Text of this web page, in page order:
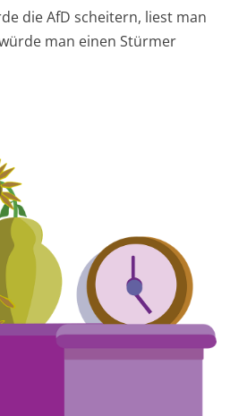
die AfD scheitern, liest man
man einen Stürmer